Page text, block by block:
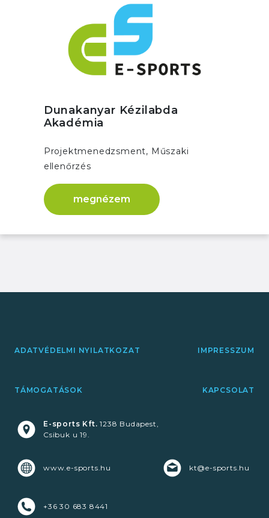
Dunakanyar Kézilabda
Akadémia
Projektmenedzsment, Műszaki
ellenőrzés
megnézem
ADATVÉDELMI NYILATKOZAT IMPRESSZUM
TÁMOGATÁSOK KAPCSOLAT
E-sports Kft. 1238 Budapest,
Csibuk u 19.
www.e-sports.hu kt@e-sports.hu
+36 30 683 8441